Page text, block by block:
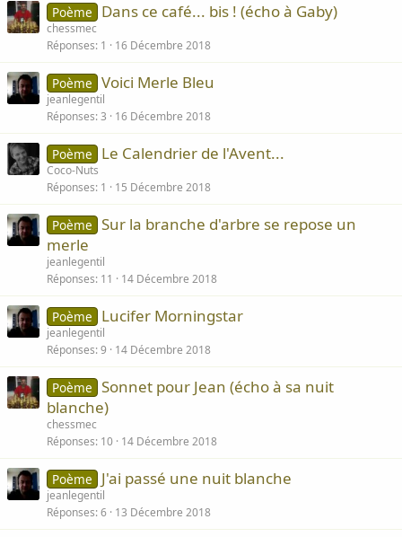
Poème Dans ce café... bis ! (écho à Gaby)
chessmec
Réponses 1 16 Décembre 2018
Poème Voici Merle Bleu
jeanlegentil
Réponses 3 16 Décembre 2018
Poème Le Calendrier de l'Avent...
Coco-Nuts
Réponses 1 15 Décembre 2018
Poème Sur la branche d'arbre se repose un
merle
jeanlegentil
Réponses 11 14 Décembre 2018
Poème Lucifer Morningstar
jeanlegentil
Réponses 9 14 Décembre 2018
Poème Sonnet pour Jean (écho à sa nuit
blanche)
chessmec
Réponses 10 14 Décembre 2018
Poème J'ai passé une nuit blanche
jeanlegentil
Réponses 6 13 Décembre 2018